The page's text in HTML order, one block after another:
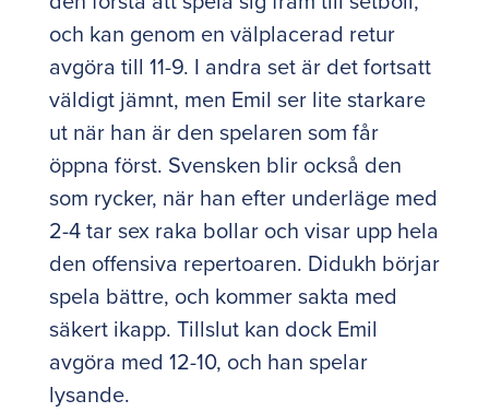
och kan genom en välplacerad retur
avgöra till 11-9. I andra set är det fortsatt
väldigt jämnt, men Emil ser lite starkare
ut när han är den spelaren som får
öppna först. Svensken blir också den
som rycker, när han efter underläge med
2-4 tar sex raka bollar och visar upp hela
den offensiva repertoaren. Didukh börjar
spela bättre, och kommer sakta med
säkert ikapp. Tillslut kan dock Emil
avgöra med 12-10, och han spelar
lysande.